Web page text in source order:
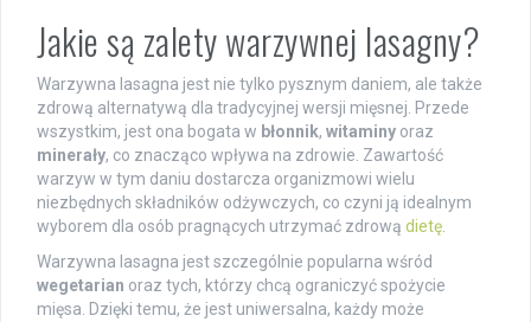
Jakie są zalety warzywnej lasagny?
Warzywna lasagna jest nie tylko pysznym daniem, ale także
zdrową alternatywą dla tradycyjnej wersji mięsnej. Przede
wszystkim, jest ona bogata w błonnik, witaminy oraz
minerały, co znacząco wpływa na zdrowie. Zawartość
warzyw w tym daniu dostarcza organizmowi wielu
niezbędnych składników odżywczych, co czyni ją idealnym
wyborem dla osób pragnących utrzymać zdrową dietę.
Warzywna lasagna jest szczególnie popularna wśród
wegetarian oraz tych, którzy chcą ograniczyć spożycie
mięsa. Dzięki temu, że jest uniwersalna, każdy może